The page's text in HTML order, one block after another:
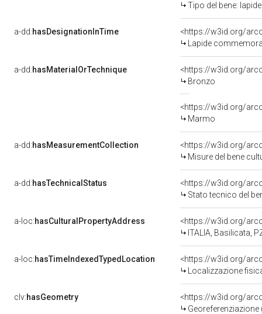
Tipo del bene:
a-dd:hasDesignationInTime
Lapide
a-dd:hasMaterialOrTechnique
<https://w3id.org/
Bronzo
<https://w3id.org/
Marmo
a-dd:hasMeasurementCollection
<https://w3id.org/
Misure del bene
a-dd:hasTechnicalStatus
<https://w3id.org/
Stato tecnico del
a-loc:hasCulturalPropertyAddress
<https://w3id.org/
ITALIA, Basilicata,
a-loc:hasTimeIndexedTypedLocation
<https://w3id.org/
Localizzazione
clv:hasGeometry
<https://w3id.org/